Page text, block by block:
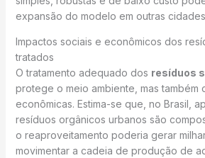
expansão do modelo em outras
Impactos sociais e econômicos dos
tratados
O tratamento adequado dos resíduos
protege o meio ambiente, mas também
econômicas. Estima-se que, no Brasil,
resíduos orgânicos urbanos são
o reaproveitamento poderia gerar
movimentar a cadeia de produção de